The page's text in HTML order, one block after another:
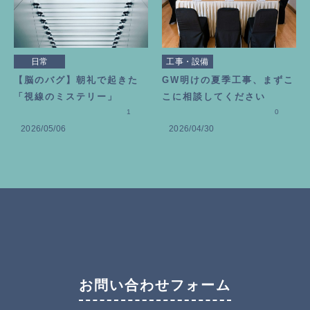
日常
【脳のバグ】朝礼で起きた
「視線のミステリー」
2026/05/06
1
工事・設備
GW明けの夏季工事、まずこ
こに相談してください
2026/04/30
0
お問い合わせフォーム